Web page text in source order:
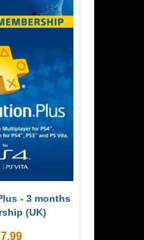
- 3 months
(UK)